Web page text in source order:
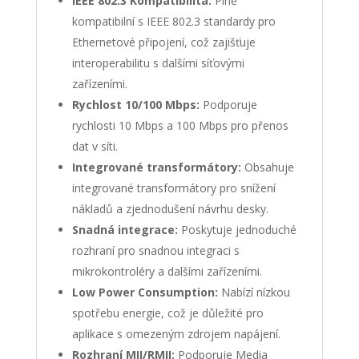
kompatibilní s IEEE 802.3 standardy pro
Ethernetové připojení, což zajišťuje
interoperabilitu s dalšími síťovými
zařízeními.
Rychlost 10/100 Mbps: Podporuje
rychlosti 10 Mbps a 100 Mbps pro přenos
dat v síti.
Integrované transformátory: Obsahuje
integrované transformátory pro snížení
nákladů a zjednodušení návrhu desky.
Snadná integrace: Poskytuje jednoduché
rozhraní pro snadnou integraci s
mikrokontroléry a dalšími zařízeními.
Low Power Consumption: Nabízí nízkou
spotřebu energie, což je důležité pro
aplikace s omezeným zdrojem napájení.
Rozhraní MII/RMII: Podporuje Media